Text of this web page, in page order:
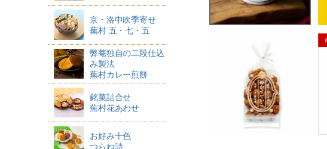
京・洛中吹季寄せ
蕪村 五・七・五
弊菴独自の二段仕込
み製法
蕪村カレー煎餅
銘菓詰合せ
蕪村花あわせ
お好み十色
つらね詩